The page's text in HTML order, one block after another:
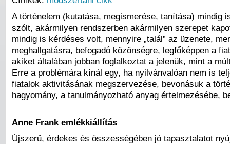
A történelem (kutatása, megismerése, tanítása) mindig
szólt, akármilyen rendszerben akármilyen szerepet
mindig is kérdéses volt, mennyire „talál” az üzenete,
meghallgatásra, befogadó közönségre, legfőképpen a
akiket általában jobban foglalkoztat a jelenük, mint a
Erre a problémára kínál egy, ha nyilvánvalóan nem is
fiatalok aktivitásának megszervezése, bevonásuk a
hagyomány, a tanulmányozható anyag értelmezésébe,
Anne Frank emlékkiállítás
Újszerű, érdekes és összességében jó tapasztalatot